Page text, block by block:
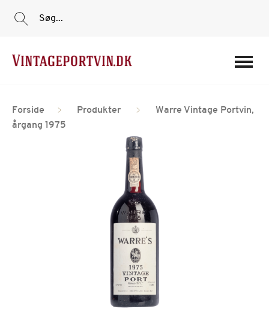
Portvinshuse
Søg...
Forside Produkter
Warre Vintage Portvin,
årgang 1975